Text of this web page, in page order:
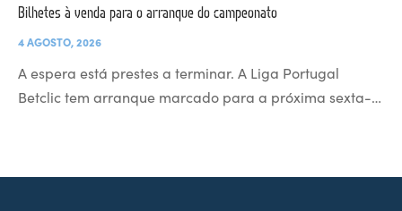
Bilhetes à venda para o arranque do campeonato
4 AGOSTO, 2026
A espera está prestes a terminar. A Liga Portugal
Betclic tem arranque marcado para a próxima sexta-…